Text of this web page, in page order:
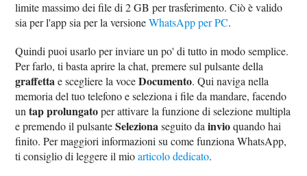
limite massimo dei file di 2 GB per trasferimento. Ciò è valido
sia per l'app sia per la versioneWhatsApp per PC.
Quindi puoi usarlo per inviare un po' di tutto in modo semplice.
Per farlo, ti basta aprire la chat, premere sul pulsante della
graffettae scegliere la voceDocumento. Qui naviga nella
memoria del tuo telefono e seleziona i file da mandare, facendo
untap prolungatoper attivare la funzione di selezione multipla
e premendo il pulsanteSelezionaseguito dainvioquando hai
finito. Per maggiori informazioni su come funziona WhatsApp,
ti consiglio di leggere il mioarticolo dedicato.